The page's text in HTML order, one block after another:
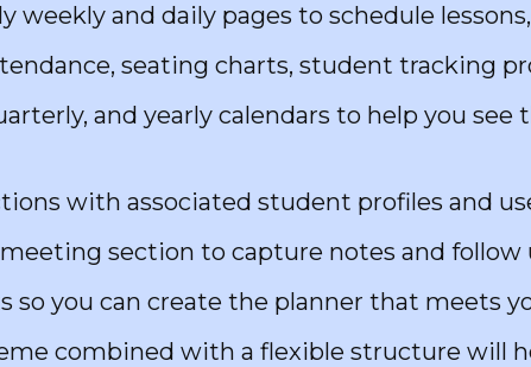
weekly and daily pages to schedule
seating charts, student tracking
and yearly calendars to help you
with associated student profiles and
section to capture notes and
so you can create the planner that meets
combined with a flexible structure will